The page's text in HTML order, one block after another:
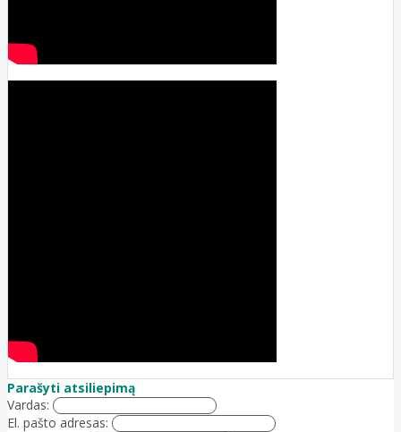
Parašyti atsiliepimą
Vardas:
El. pašto adresas: